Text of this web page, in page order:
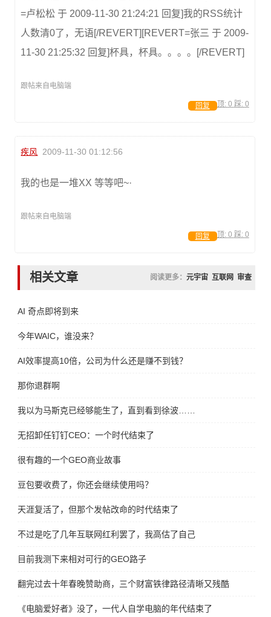
=卢松松 于 2009-11-30 21:24:21 回复]我的RSS统计
人数清0了，无语[/REVERT][REVERT=张三 于 2009-
11-30 21:25:32 回复]杯具，杯具。。。。[/REVERT]
跟帖来自电脑端
顶: 0 踩: 0
回复
疾风 2009-11-30 01:12:56
我的也是一堆XX 等等吧~·
跟帖来自电脑端
顶: 0 踩: 0
回复
相关文章 阅读更多： 元宇宙 互联网 审查
AI 奇点即将到来
今年WAIC，谁没来？
AI效率提高10倍，公司为什么还是赚不到钱？
那你退群啊
我以为马斯克已经够能生了，直到看到徐波……
无招卸任钉钉CEO：一个时代结束了
很有趣的一个GEO商业故事
豆包要收费了，你还会继续使用吗？
天涯复活了，但那个发帖改命的时代结束了
不过是吃了几年互联网红利罢了，我高估了自己
目前我测下来相对可行的GEO路子
翻完过去十年春晚赞助商，三个财富铁律路径清晰又残酷
《电脑爱好者》没了，一代人自学电脑的年代结束了